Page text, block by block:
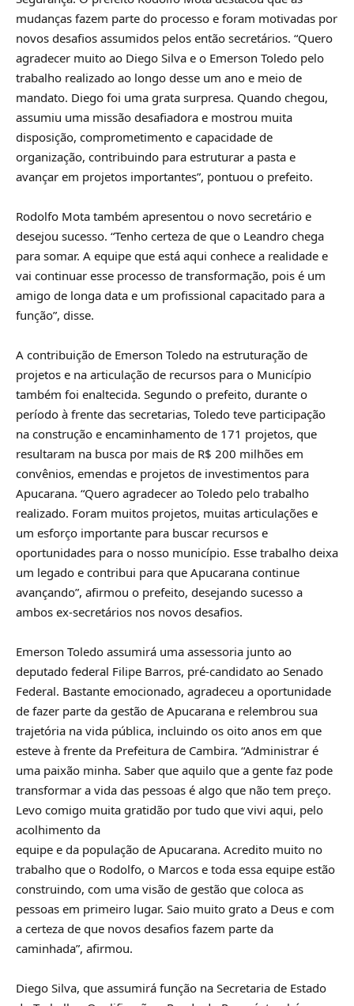
mudanças fazem parte do processo e foram motivadas por
novos desafios assumidos pelos então secretários. “Quero
agradecer muito ao Diego Silva e o Emerson Toledo pelo
trabalho realizado ao longo desse um ano e meio de
mandato. Diego foi uma grata surpresa. Quando chegou,
assumiu uma missão desafiadora e mostrou muita
disposição, comprometimento e capacidade de
organização, contribuindo para estruturar a pasta e
avançar em projetos importantes”, pontuou o prefeito.
Rodolfo Mota também apresentou o novo secretário e
desejou sucesso. “Tenho certeza de que o Leandro chega
para somar. A equipe que está aqui conhece a realidade e
vai continuar esse processo de transformação, pois é um
amigo de longa data e um profissional capacitado para a
função”, disse.
A contribuição de Emerson Toledo na estruturação de
projetos e na articulação de recursos para o Município
também foi enaltecida. Segundo o prefeito, durante o
período à frente das secretarias, Toledo teve participação
na construção e encaminhamento de 171 projetos, que
resultaram na busca por mais de R$ 200 milhões em
convênios, emendas e projetos de investimentos para
Apucarana. “Quero agradecer ao Toledo pelo trabalho
realizado. Foram muitos projetos, muitas articulações e
um esforço importante para buscar recursos e
oportunidades para o nosso município. Esse trabalho deixa
um legado e contribui para que Apucarana continue
avançando”, afirmou o prefeito, desejando sucesso a
ambos ex-secretários nos novos desafios.
Emerson Toledo assumirá uma assessoria junto ao
deputado federal Filipe Barros, pré-candidato ao Senado
Federal. Bastante emocionado, agradeceu a oportunidade
de fazer parte da gestão de Apucarana e relembrou sua
trajetória na vida pública, incluindo os oito anos em que
esteve à frente da Prefeitura de Cambira. “Administrar é
uma paixão minha. Saber que aquilo que a gente faz pode
transformar a vida das pessoas é algo que não tem preço.
Levo comigo muita gratidão por tudo que vivi aqui, pelo
acolhimento da
equipe e da população de Apucarana. Acredito muito no
trabalho que o Rodolfo, o Marcos e toda essa equipe estão
construindo, com uma visão de gestão que coloca as
pessoas em primeiro lugar. Saio muito grato a Deus e com
a certeza de que novos desafios fazem parte da
caminhada”, afirmou.
Diego Silva, que assumirá função na Secretaria de Estado